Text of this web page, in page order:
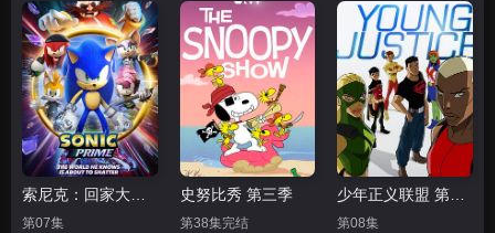
第07集
史努比秀 第三季
第38集完结 第08集